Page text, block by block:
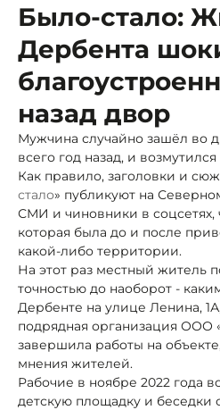
Было-стало:
Дербента
назад двор
Мужчина случайно зашёл во
всего год назад, и
Как правило, заголовки и
стало» публикуют на
СМИ и чиновники в соцсетях,
которая была до и после
какой-либо территории.
На этот раз местный житель
точностью до наоборот -
Дербенте на улице Ленина,
подрядная организация ООО
завершила работы на
мнения жителей.
Рабочие в ноябре 2022 года
детскую площадку и